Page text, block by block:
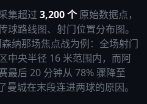
集超过 3,200 个原始数据点，
球路线图、射门位置分布图。
纳那场焦点战为例：全场射门
中央半径 16 米范围内，而阿
最后 20 分钟从 78% 骤降至
城在末段连进两球的原因。